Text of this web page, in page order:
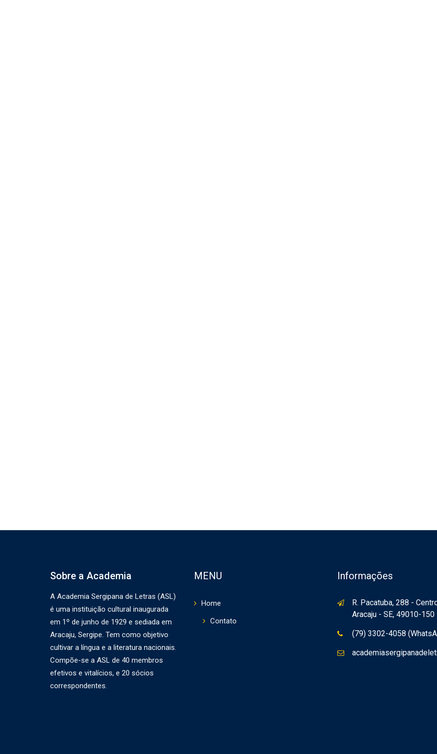
Sobre a Academia
A Academia Sergipana de Letras (ASL)
é uma instituição cultural inaugurada
em 1º de junho de 1929 e sediada em
Aracaju, Sergipe. Tem como objetivo
cultivar a língua e a literatura nacionais.
Compõe-se a ASL de 40 membros
efetivos e vitalícios, e 20 sócios
correspondentes.
MENU
Home
Contato
Informações
R. Pacatuba, 288 -
Aracaju - SE, 49010-150
(79) 3302-4058